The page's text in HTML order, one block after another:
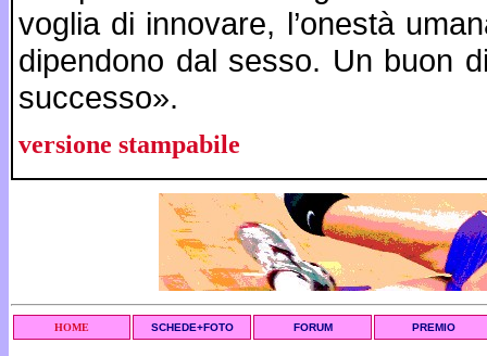
voglia di innovare, l’onestà
dipendono dal sesso. Un buon
successo».
versione stampabile
HOME SCHEDE+FOTO FORUM PREMIO